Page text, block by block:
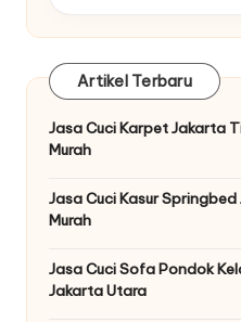
Artikel Terbaru
Jasa Cuci Karpet Jakarta
Murah
Jasa Cuci Kasur
Murah
Jasa Cuci Sofa Pondok
Jakarta Utara